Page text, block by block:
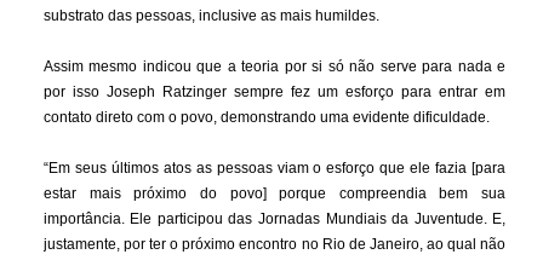
substrato das pessoas, inclusive as mais humildes.
Assim mesmo indicou que a teoria por si só não serve para nada e
por isso Joseph Ratzinger sempre fez um esforço para entrar em
contato direto com o povo, demonstrando uma evidente dificuldade.
“Em seus últimos atos as pessoas viam o esforço que ele fazia [para
estar mais próximo do povo] porque compreendia bem sua
importância. Ele participou das Jornadas Mundiais da Juventude. E,
justamente, por ter o próximo encontro no Rio de Janeiro, ao qual não